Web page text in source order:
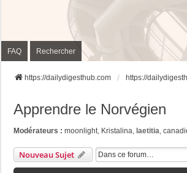
FAQ Rechercher
https://dailydigesthub.com https://
Apprendre le Norvégien
Modérateurs : moonlight, Kristalina, laetitia,
Nouveau Sujet